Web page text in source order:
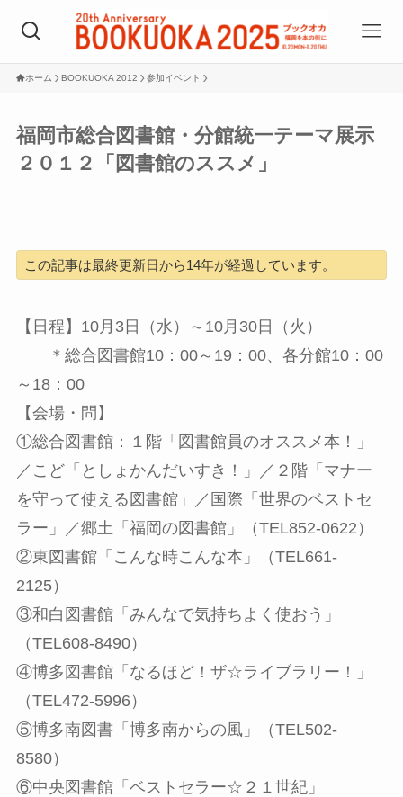
ホーム BOOKUOKA 2012 参加イベント
福岡市総合図書館・分館統一テーマ展示
２０１２「図書館のススメ」
この記事は最終更新日から14年が経過しています。
【日程】10月3日（水）～10月30日（火）
＊総合図書館10：00～19：00、各分館10：00
～18：00
【会場・問】
①総合図書館：１階「図書館員のオススメ本！」
／こど「としょかんだいすき！」／２階「マナー
を守って使える図書館」／国際「世界のベストセ
ラー」／郷土「福岡の図書館」（TEL852-0622）
②東図書館「こんな時こんな本」（TEL661-
2125）
③和白図書館「みんなで気持ちよく使おう」
（TEL608-8490）
④博多図書館「なるほど！ザ☆ライブラリー！」
（TEL472-5996）
⑤博多南図書「博多南からの風」（TEL502-
8580）
⑥中央図書館「ベストセラー☆２１世紀」